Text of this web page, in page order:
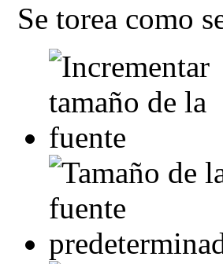
Se torea como